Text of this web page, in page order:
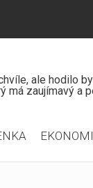
ale hodilo
má zaujímavý a